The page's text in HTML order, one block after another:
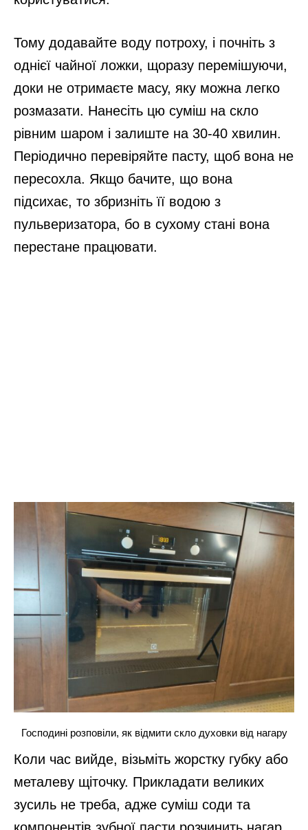
Тому додавайте воду потроху, і почніть з
однієї чайної ложки, щоразу перемішуючи,
доки не отримаєте масу, яку можна легко
розмазати. Нанесіть цю суміш на скло
рівним шаром і залиште на 30-40 хвилин.
Періодично перевіряйте пасту, щоб вона не
пересохла. Якщо бачите, що вона
підсихає, то збризніть її водою з
пульверизатора, бо в сухому стані вона
перестане працювати.
Господині розповіли, як відмити скло духовки від нагару
Коли час вийде, візьміть жорстку губку або
металеву щіточку. Прикладати великих
зусиль не треба, адже суміш соди та